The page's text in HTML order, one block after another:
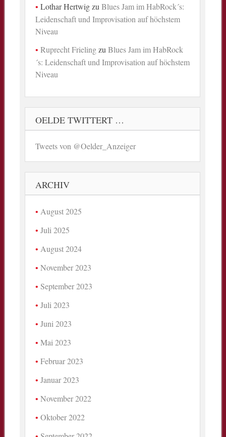
Lothar HertwigzuBlues Jam im HabRock´s:
Leidenschaft und Improvisation auf höchstem
Niveau
Ruprecht FrielingzuBlues Jam im HabRock
´s: Leidenschaft und Improvisation auf höchstem
Niveau
OELDE TWITTERT …
Tweets von @Oelder_Anzeiger
ARCHIV
August 2025
Juli 2025
August 2024
November 2023
September 2023
Juli 2023
Juni 2023
Mai 2023
Februar 2023
Januar 2023
November 2022
Oktober 2022